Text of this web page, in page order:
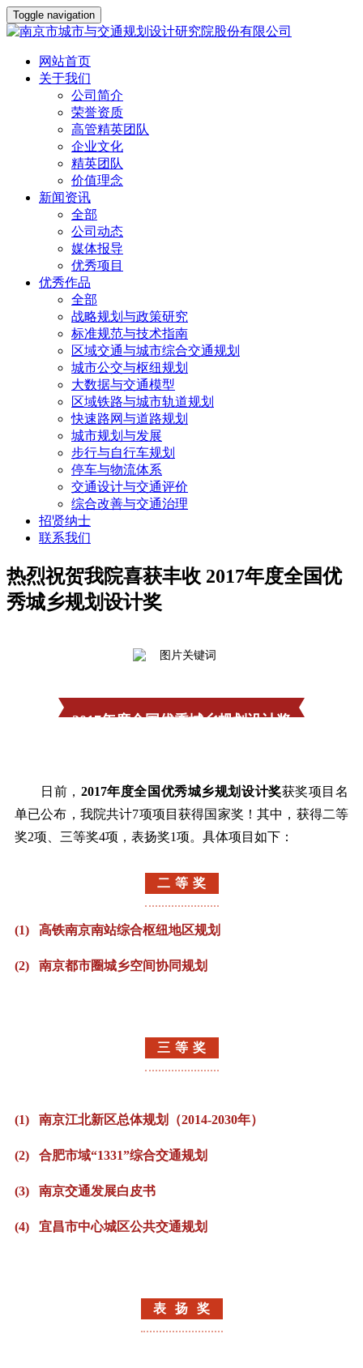
Toggle navigation
网站首页
关于我们
公司简介
荣誉资质
高管精英团队
企业文化
精英团队
价值理念
新闻资讯
全部
公司动态
媒体报导
优秀项目
优秀作品
全部
战略规划与政策研究
标准规范与技术指南
区域交通与城市综合交通规划
城市公交与枢纽规划
大数据与交通模型
区域铁路与城市轨道规划
快速路网与道路规划
城市规划与发展
步行与自行车规划
停车与物流体系
交通设计与交通评价
综合改善与交通治理
招贤纳士
联系我们
热烈祝贺我院喜获丰收 2017年度全国优
秀城乡规划设计奖
2017年度全国优秀城乡规划设计奖
日前， 2017年度全国优秀城乡规划设计奖获奖项目名
单已公布，我院共计7项项目获得国家奖！其中，获得二等
奖2项、三等奖4项，表扬奖1项。具体项目如下：
二 等 奖
(1) 高铁南京南站综合枢纽地区规划
(2) 南京都市圈城乡空间协同规划
三 等 奖
(1) 南京江北新区总体规划（2014-2030年）
(2) 合肥市域“1331”综合交通规划
(3) 南京交通发展白皮书
(4) 宜昌市中心城区公共交通规划
表 扬 奖